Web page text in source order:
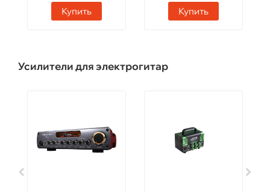
Купить Купить
Усилители для электрогитар